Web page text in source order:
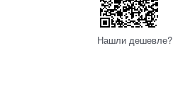
Нашли дешевле?